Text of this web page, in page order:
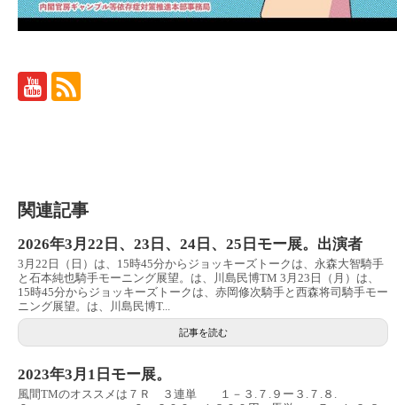
関連記事
2026年3月22日、23日、24日、25日モー展。出演者
3月22日（日）は、15時45分からジョッキーズトークは、永森大智騎手
と石本純也騎手モーニング展望。は、川島民博TM 3月23日（月）は、
15時45分からジョッキーズトークは、赤岡修次騎手と西森将司騎手モー
ニング展望。は、川島民博T...
記事を読む
2023年3月1日モー展。
風間TMのオススメは７Ｒ ３連単 １－３.７.９ー３.７.８.